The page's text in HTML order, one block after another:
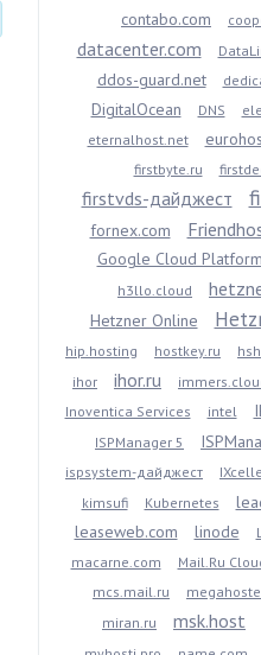
contabo.com
datacenter.com
ddos-guard.net
DigitalOcean DNS
eternalhost.net
firstbyte.ru
firstvds-дайджест
fornex.com
Google Cloud Platform
h3llo.cloud
Hetzner Online
hip.hosting hostkey.ru
ihor ihor.ru
Inoventica Services intel
ISPManager 5
ispsystem-дайджест
kimsufi
Kubernetes
leaseweb.com linode
macarne.com
Mail.Ru
mcs.mail.ru
miran.ru
msk.host